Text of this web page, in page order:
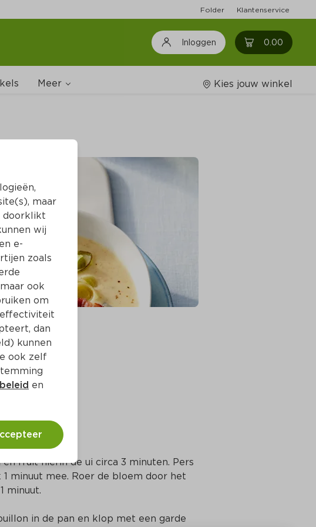
Folder Klantenservice
Inloggen 0.00 0
Meer
Wijnshop
Boodschappenlijstjes
Kies jouw winkel
fruit hierin de ui circa 3 minuten. Pers
minuut mee. Roer de bloem door het
minuut.
in de pan en klop met een garde
maar
doorklikt
wij
e-
zoals
ook
om
dan
kunnen
ook zelf
en